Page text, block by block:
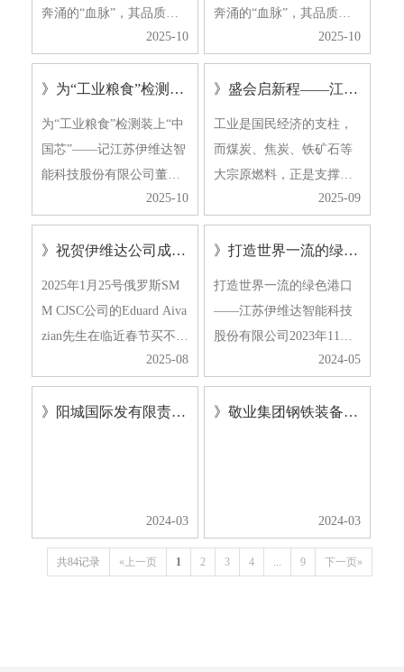
量规模——中国作为能
径。大会会刊论文集共收
奔涌的“血脉”，其品质的
优劣直接关乎国家经济命
脉的强健程度。曾经，为
这些“工业粮食”做精准“体
检”的关键技术——自动化
采制样系统，长期被欧美
巨头垄断，不仅价格…
2025-10
奔涌的“血脉”，其品质的
优劣直接关乎国家经济命
脉的强健程度。曾经，为
这些“工业粮食”做精准“体
检”的关键技术——自动化
采制样系统，长期被欧美
巨头垄断，不仅价格…
2025-10
》为“工业粮食”检测装上“中国芯”
为“工业粮食”检测装上“中
国芯”——记江苏伊维达智
能科技股份有限公司董事
长王晓强徐州日报 | 2025-1
0-15 在工业文明的肌体
中，煤炭、铁矿石等原燃
料如同奔涌的“血脉”，其
经济命脉的强健程…
2025-10
》盛会启新程——江苏伊维达智能科技股份有限公司
工业是国民经济的支柱，
而煤炭、焦炭、铁矿石等
大宗原燃料，正是支撑工
业体系运转的“粮食”。其
质量检测的精准度与效
率，不仅直接影响产业链
上下游企业的生产安全与
经济效益，更关系到贸易
2025-09
》祝贺伊维达公司成功签约俄罗斯港口铁矿石自动化采制样系统工程！
2025年1月25号俄罗斯SM
M CJSC公司的Eduard Aiva
zian先生在临近春节买不到
高铁票的情况下，与中国
合作伙伴不辞辛苦驾车十
个多小时从上海来到徐
2025-08
》打造世界一流的绿色港口——江苏伊维达智能科技股份有限公司
打造世界一流的绿色港口
——江苏伊维达智能科技
股份有限公司2023年11月1
1日，北部湾港股份公司防
城港码头投资建设的自动
取制样系统通过了中国检
2024-05
》阳城国际发有限责任公司机器人采制样系统
2024-03
》敬业集团钢铁装备升级改造烧结机器人采制样系统
2024-03
共84记录 «上一页 1 2 3 4 ... 9 下一页»